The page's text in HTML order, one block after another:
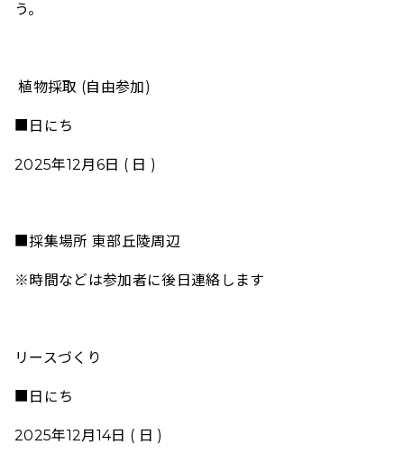
う。
植物採取 (自由参加)
■日にち
2025年12月6日 ( 日 )
■採集場所 東部丘陵周辺
※時間などは参加者に後日連絡します
リースづくり
■日にち
2025年12月14日 ( 日 )